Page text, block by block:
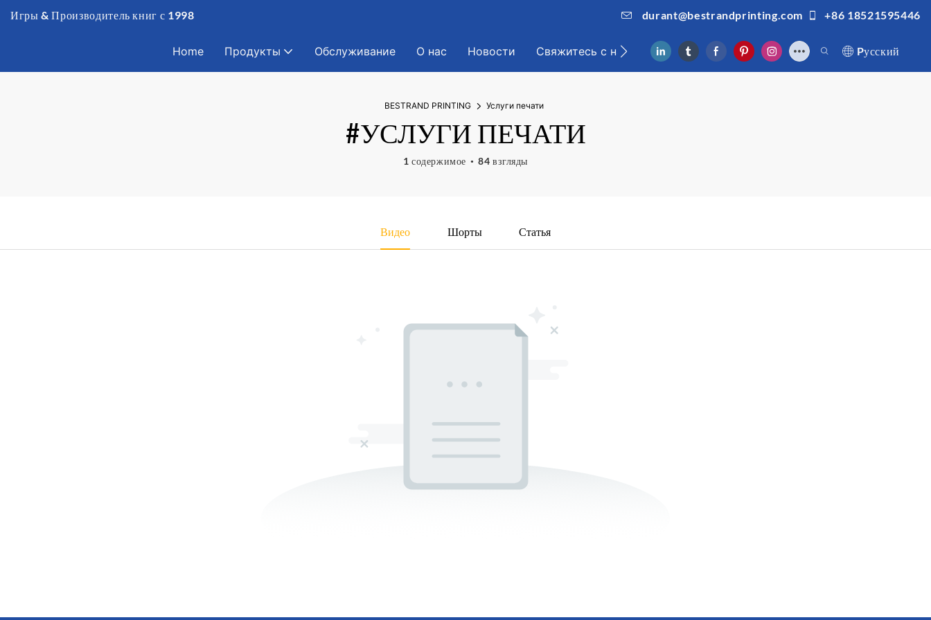
Игры & Производитель книг с 1998 durant@bestrandprinting.com +86 18521595446
Home Продукты Обслуживание О нас Новости Свяжитесь с нами Pусский
BESTRAND PRINTING Услуги печати
#УСЛУГИ ПЕЧАТИ
1 содержимое 84 взгляды
Видео Шорты Статья